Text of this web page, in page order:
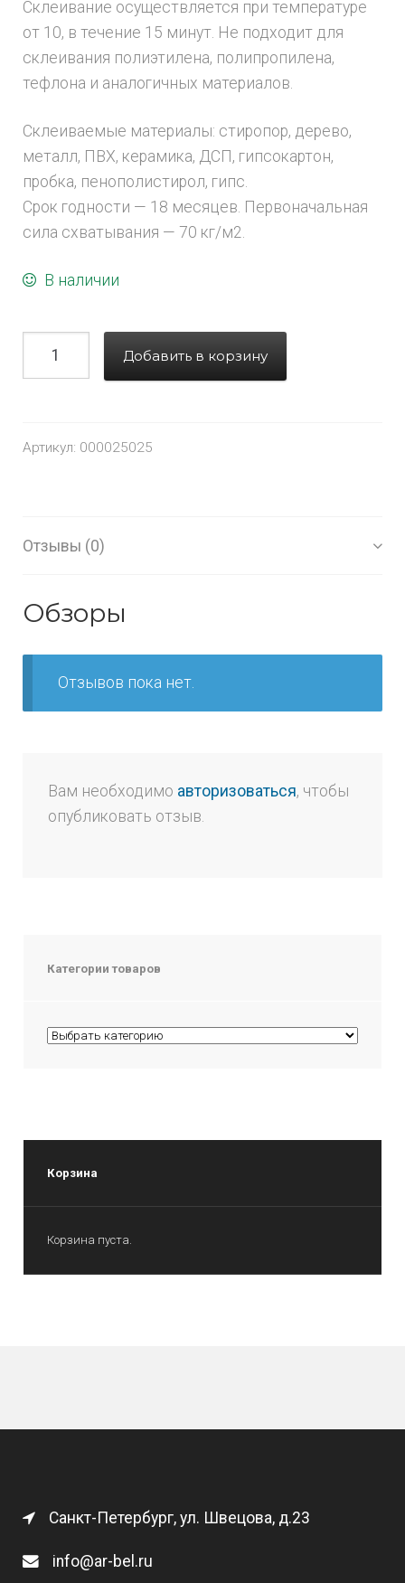
Склеивание осуществляется при температуре
от 10, в течение 15 минут. Не подходит для
склеивания полиэтилена, полипропилена,
тефлона и аналогичных материалов.
Склеиваемые материалы: стиропор, дерево,
металл, ПВХ, керамика, ДСП, гипсокартон,
пробка, пенополистирол, гипс.
Срок годности — 18 месяцев. Первоначальная
сила схватывания — 70 кг/м2.
В наличии
Добавить в корзину
Артикул: 000025025
Отзывы (0)
Обзоры
Отзывов пока нет.
Вам необходимо авторизоваться, чтобы
опубликовать отзыв.
Категории товаров
Корзина
Корзина пуста.
Санкт-Петербург, ул. Швецова, д.23
info@ar-bel.ru